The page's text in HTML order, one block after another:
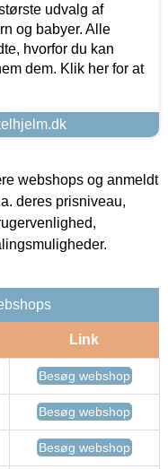
udvalg af
og babyer. Alle
hvorfor du kan
dem. Klik her for at
webshops og anmeldt
deres prisniveau,
Link
Besøg webshop
Besøg webshop
Besøg webshop